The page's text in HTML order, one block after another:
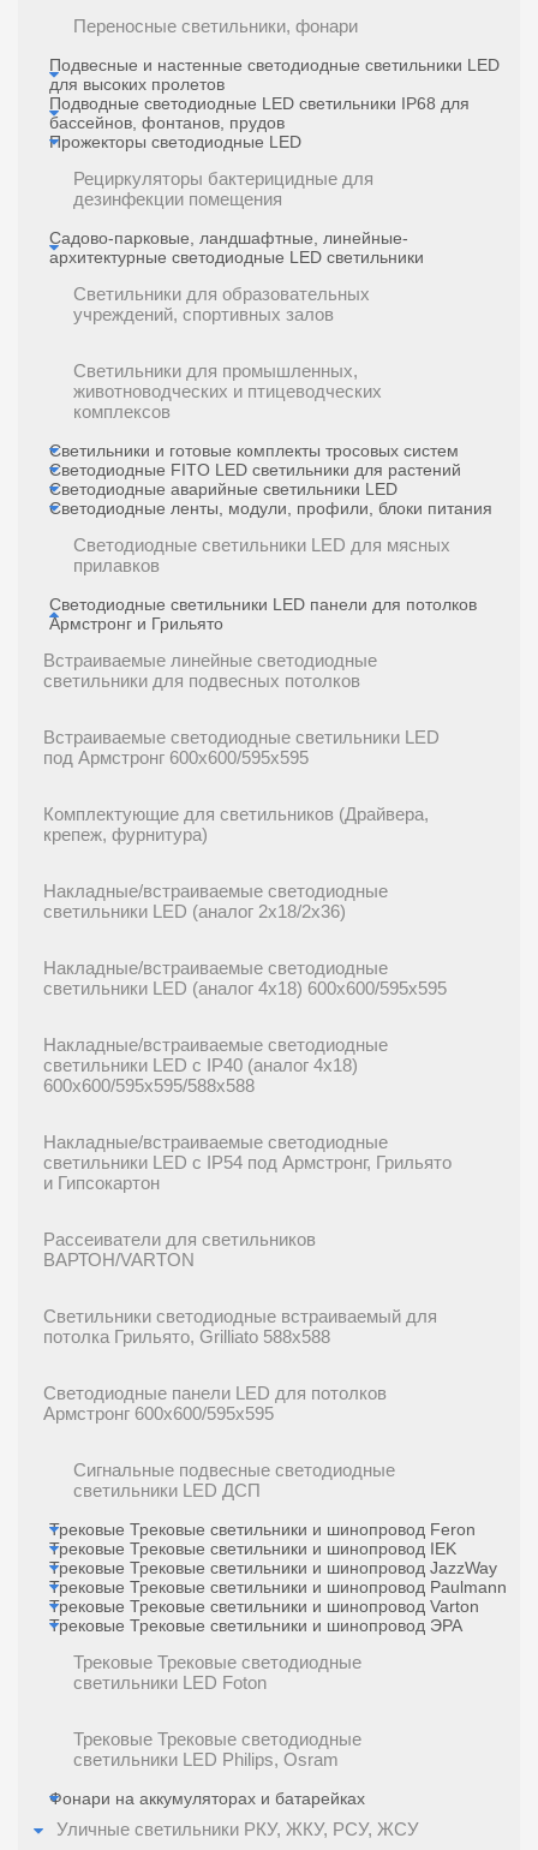
Переносные светильники, фонари
Подвесные и настенные светодиодные светильники LED
для высоких пролетов
Подводные светодиодные LED светильники IP68 для
бассейнов, фонтанов, прудов
Прожекторы светодиодные LED
Рециркуляторы бактерицидные для
дезинфекции помещения
Садово-парковые, ландшафтные, линейные-
архитектурные светодиодные LED светильники
Светильники для образовательных
учреждений, спортивных залов
Светильники для промышленных,
животноводческих и птицеводческих
комплексов
Светильники и готовые комплекты тросовых систем
Светодиодные FITO LED светильники для растений
Светодиодные аварийные светильники LED
Светодиодные ленты, модули, профили, блоки питания
Светодиодные светильники LED для мясных
прилавков
Светодиодные светильники LED панели для потолков
Армстронг и Грильято
Встраиваемые линейные светодиодные
светильники для подвесных потолков
Встраиваемые светодиодные светильники LED
под Армстронг 600х600/595x595
Комплектующие для светильников (Драйвера,
крепеж, фурнитура)
Накладные/встраиваемые светодиодные
светильники LED (аналог 2х18/2х36)
Накладные/встраиваемые светодиодные
светильники LED (аналог 4х18) 600х600/595x595
Накладные/встраиваемые светодиодные
светильники LED с IP40 (аналог 4х18)
600х600/595x595/588x588
Накладные/встраиваемые светодиодные
светильники LED с IP54 под Армстронг, Грильято
и Гипсокартон
Рассеиватели для светильников
ВАРТОН/VARTON
Светильники светодиодные встраиваемый для
потолка Грильято, Grilliato 588x588
Светодиодные панели LED для потолков
Армстронг 600х600/595x595
Сигнальные подвесные светодиодные
светильники LED ДСП
Трековые Трековые светильники и шинопровод Feron
Трековые Трековые светильники и шинопровод IEK
Трековые Трековые светильники и шинопровод JazzWay
Трековые Трековые светильники и шинопровод Paulmann
Трековые Трековые светильники и шинопровод Varton
Трековые Трековые светильники и шинопровод ЭРА
Трековые Трековые светодиодные
светильники LED Foton
Трековые Трековые светодиодные
светильники LED Philips, Osram
Фонари на аккумуляторах и батарейках
Уличные светильники РКУ, ЖКУ, РСУ, ЖСУ